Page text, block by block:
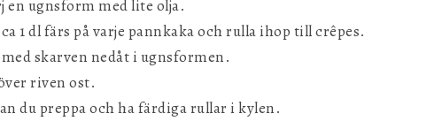
en ugnsform med lite olja.
1 dl färs på varje pannkaka och rulla ihop till crêpes.
med skarven nedåt i ugnsformen.
riven ost.
du preppa och ha färdiga rullar i kylen.